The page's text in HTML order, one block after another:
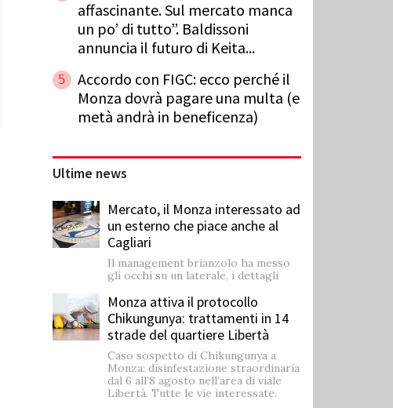
affascinante. Sul mercato manca
un po’ di tutto”. Baldissoni
annuncia il futuro di Keita...
5
Accordo con FIGC: ecco perché il
Monza dovrà pagare una multa (e
metà andrà in beneficenza)
Ultime news
Mercato, il Monza interessato ad
un esterno che piace anche al
Cagliari
Il management brianzolo ha messo
gli occhi su un laterale, i dettagli
Monza attiva il protocollo
Chikungunya: trattamenti in 14
strade del quartiere Libertà
Caso sospetto di Chikungunya a
Monza: disinfestazione straordinaria
dal 6 all’8 agosto nell’area di viale
Libertà. Tutte le vie interessate.